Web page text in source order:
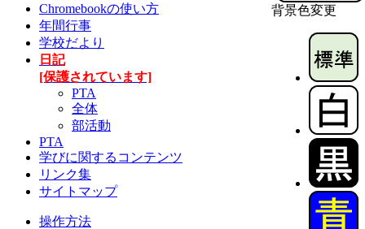
背景色変更
Chromebookの使い方
年間行事
学校だより
日記
[保護されています]
PTA
全体
部活動
PTA
学びに関するコンテンツ
リンク集
サイトマップ
操作方法